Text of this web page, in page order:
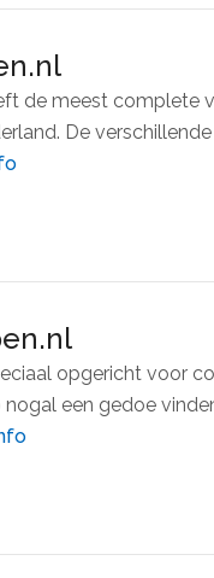
de meest complete
De
opgericht voor
een gedoe